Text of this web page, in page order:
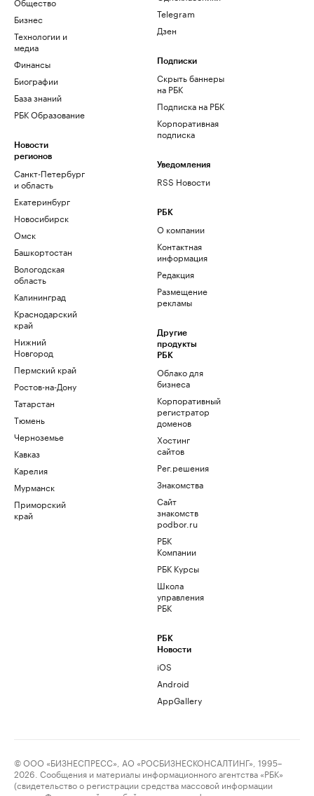
Бизнес
Технологии и
медиа
Финансы
Биографии
База знаний
РБК Образование
Новости
регионов
Санкт-Петербург
и область
Екатеринбург
Новосибирск
Омск
Башкортостан
Вологодская
область
Калининград
Краснодарский
край
Нижний
Новгород
Пермский край
Ростов-на-Дону
Татарстан
Тюмень
Черноземье
Кавказ
Карелия
Мурманск
Приморский
край
Telegram
Дзен
Подписки
Скрыть баннеры
на РБК
Подписка на РБК
Корпоративная
подписка
Уведомления
RSS Новости
РБК
О компании
Контактная
информация
Редакция
Размещение
рекламы
Другие
продукты
РБК
Облако для
бизнеса
Корпоративный
регистратор
доменов
Хостинг
сайтов
Рег.решения
Знакомства
Сайт
знакомств
podbor.ru
РБК
Компании
РБК Курсы
Школа
управления
РБК
РБК
Новости
iOS
Android
AppGallery
© ООО «БИЗНЕСПРЕСС», АО «РОСБИЗНЕСКОНСАЛТИНГ», 1995–
2026. Сообщения и материалы информационного агентства «РБК»
(свидетельство о регистрации средства массовой информации